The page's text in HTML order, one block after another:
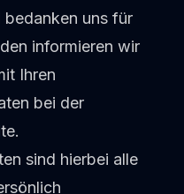
bedanken uns für
informieren wir
Ihren
bei der
sind hierbei alle